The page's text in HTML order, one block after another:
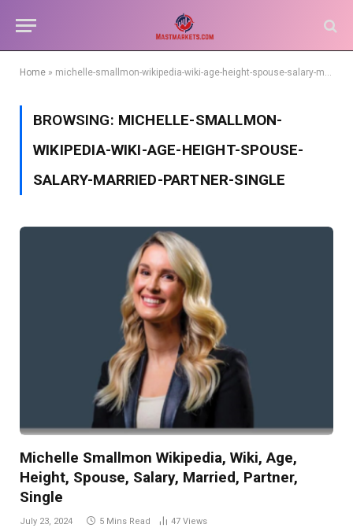
Home » michelle-smallmon-wikipedia-wiki-age-height-spouse-salary-married-partner-single
BROWSING: MICHELLE-SMALLMON-
WIKIPEDIA-WIKI-AGE-HEIGHT-SPOUSE-
SALARY-MARRIED-PARTNER-SINGLE
Michelle Smallmon Wikipedia, Wiki, Age,
Height, Spouse, Salary, Married, Partner,
Single
July 23, 2024 5 Mins Read 47 Views